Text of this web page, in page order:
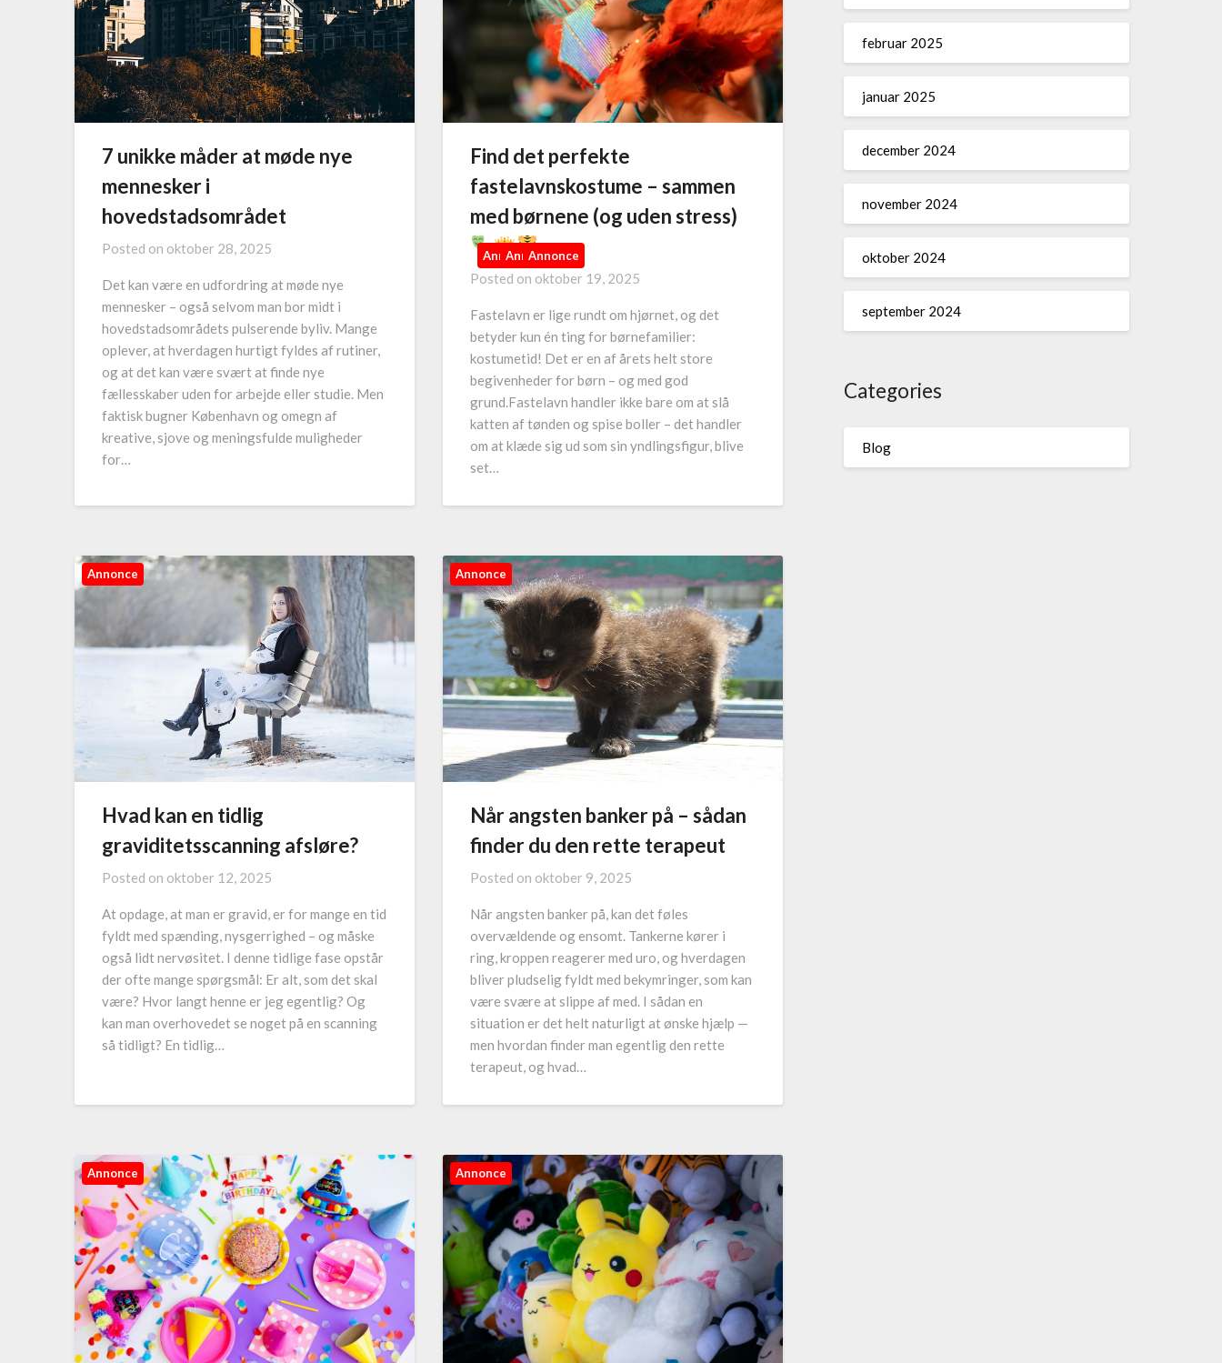
7 unikke måder at møde nye
mennesker i
hovedstadsområdet
Posted on oktober 28, 2025
Det kan være en udfordring at møde nye
mennesker – også selvom man bor midt i
hovedstadsområdets pulserende byliv. Mange
oplever, at hverdagen hurtigt fyldes af rutiner,
og at det kan være svært at finde nye
fællesskaber uden for arbejde eller studie. Men
faktisk bugner København og omegn af
kreative, sjove og meningsfulde muligheder
for…
Find det perfekte
fastelavnskostume – sammen
med børnene (og uden stress)
Annonce
Annonce
Annonce
Posted on oktober 19, 2025
Fastelavn er lige rundt om hjørnet, og det
betyder kun én ting for børnefamilier:
kostumetid! Det er en af årets helt store
begivenheder for børn – og med god
grund.Fastelavn handler ikke bare om at slå
katten af tønden og spise boller – det handler
om at klæde sig ud som sin yndlingsfigur, blive
set…
Annonce
Hvad kan en tidlig
graviditetsscanning afsløre?
Posted on oktober 12, 2025
At opdage, at man er gravid, er for mange en tid
fyldt med spænding, nysgerrighed – og måske
også lidt nervøsitet. I denne tidlige fase opstår
der ofte mange spørgsmål: Er alt, som det skal
være? Hvor langt henne er jeg egentlig? Og
kan man overhovedet se noget på en scanning
så tidligt? En tidlig…
Annonce
Når angsten banker på – sådan
finder du den rette terapeut
Posted on oktober 9, 2025
Når angsten banker på, kan det føles
overvældende og ensomt. Tankerne kører i
ring, kroppen reagerer med uro, og hverdagen
bliver pludselig fyldt med bekymringer, som kan
være svære at slippe af med. I sådan en
situation er det helt naturligt at ønske hjælp —
men hvordan finder man egentlig den rette
terapeut, og hvad…
Annonce Annonce
februar 2025
januar 2025
december 2024
november 2024
oktober 2024
september 2024
Categories
Blog